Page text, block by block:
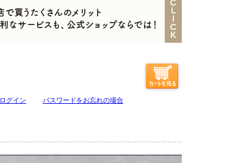
ログイン パスワードをお忘れの場合